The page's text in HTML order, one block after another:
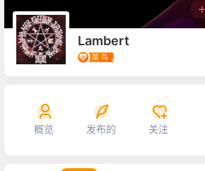
Lambert
概览 发布的 关注